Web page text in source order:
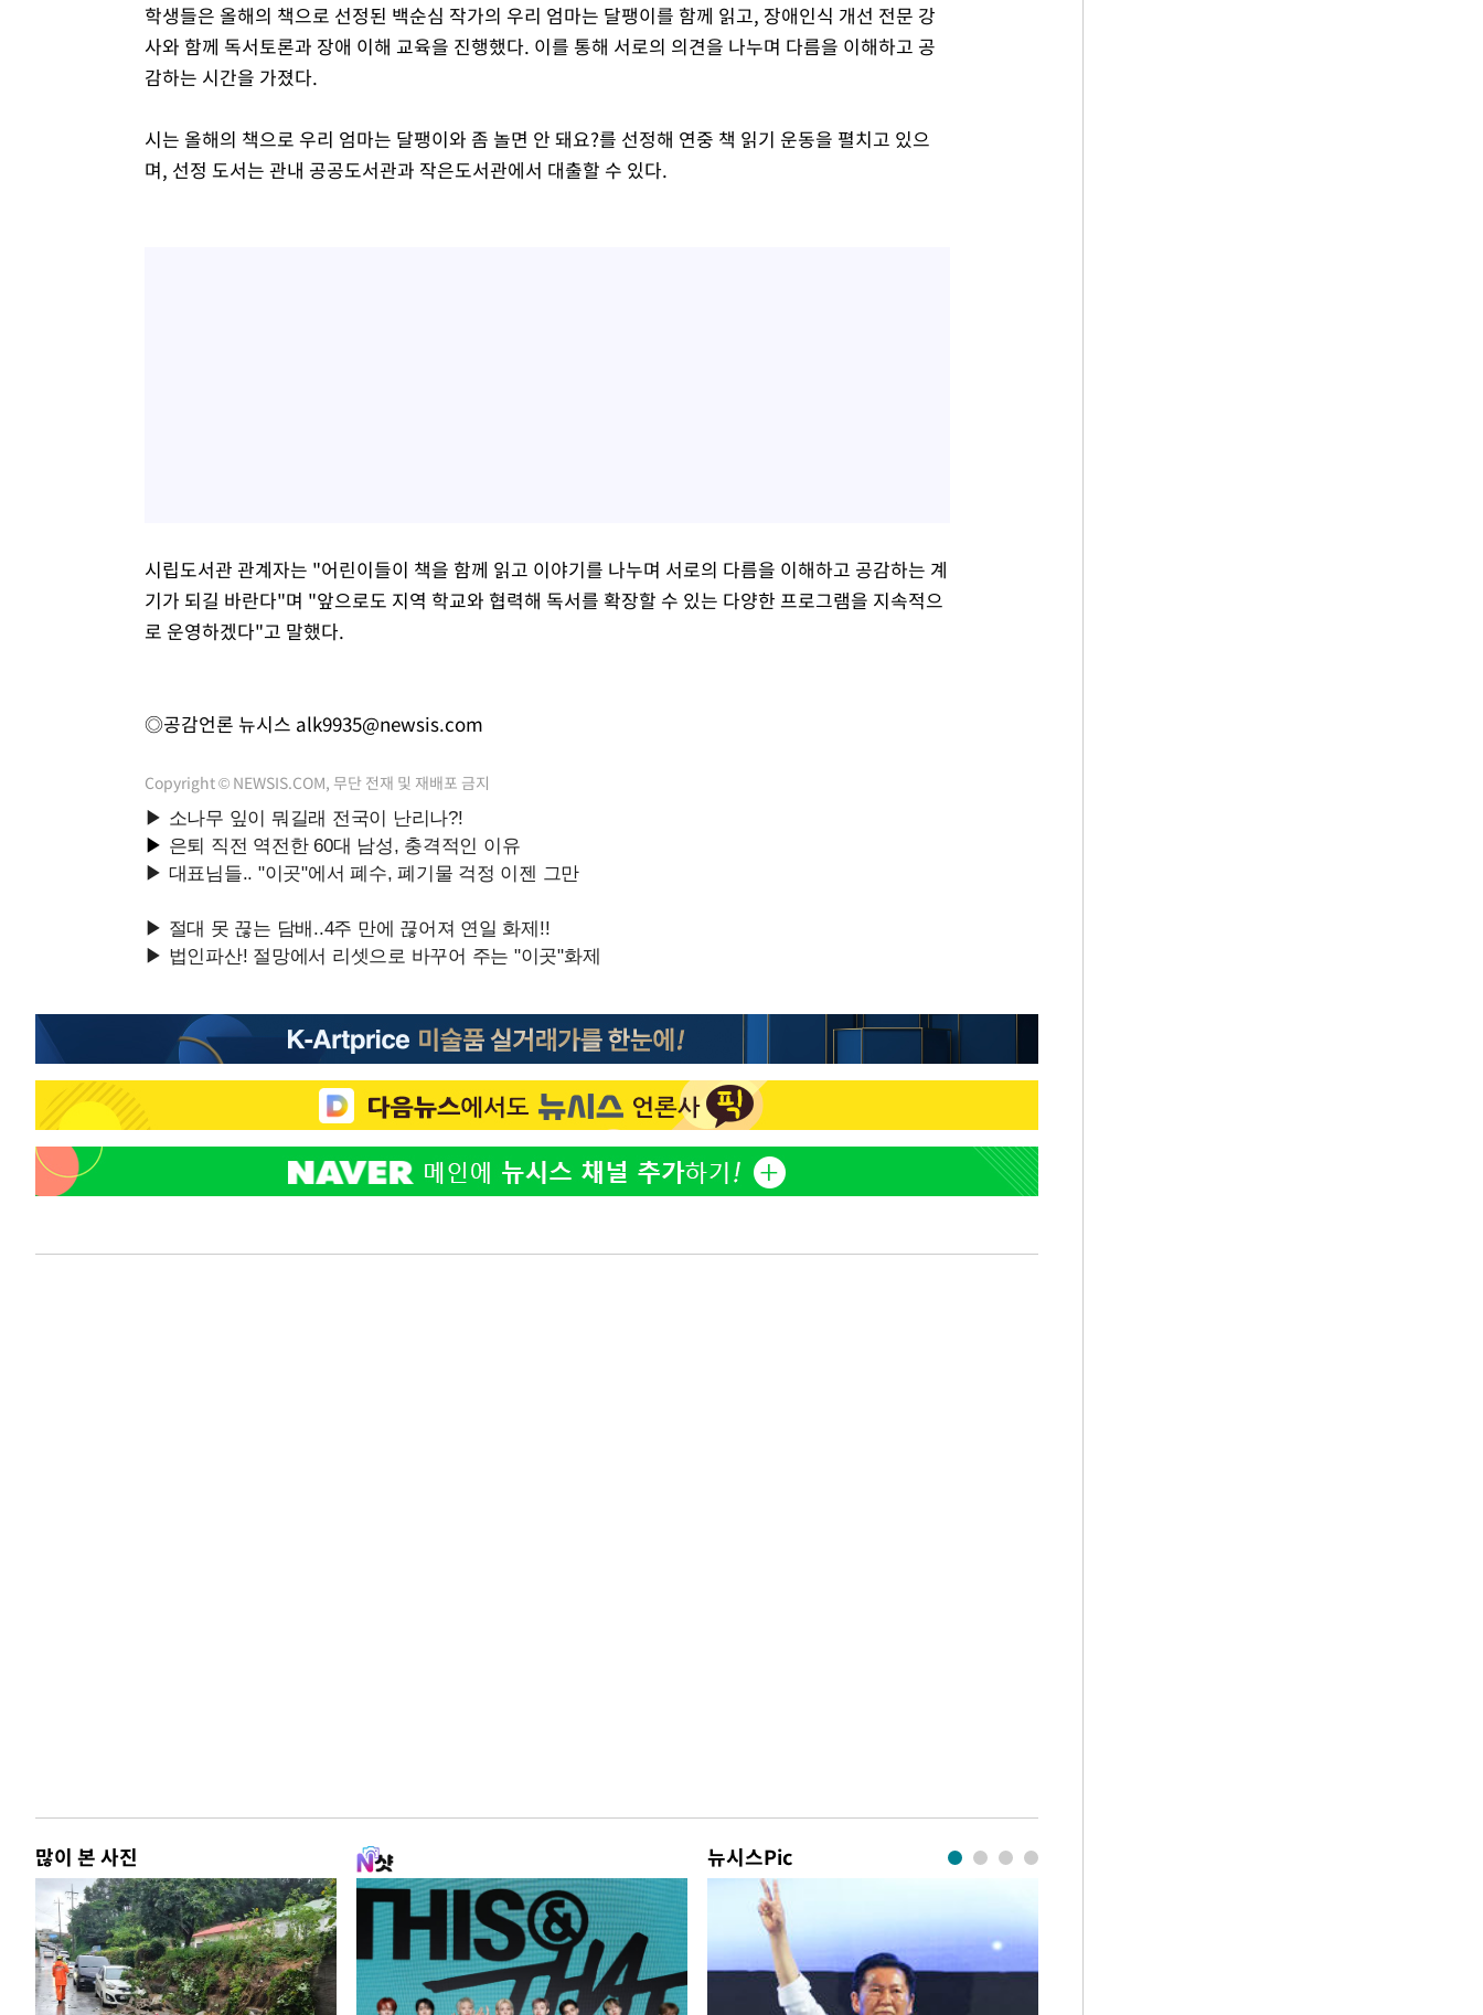
학생들은 올해의 책으로 선정된 백순심 작가의 우리 엄마는 달팽이를 함께 읽고, 장애인식 개선 전문 강
사와 함께 독서토론과 장애 이해 교육을 진행했다. 이를 통해 서로의 의견을 나누며 다름을 이해하고 공
감하는 시간을 가졌다.
시는 올해의 책으로 우리 엄마는 달팽이와 좀 놀면 안 돼요?를 선정해 연중 책 읽기 운동을 펼치고 있으
며, 선정 도서는 관내 공공도서관과 작은도서관에서 대출할 수 있다.
시립도서관 관계자는 "어린이들이 책을 함께 읽고 이야기를 나누며 서로의 다름을 이해하고 공감하는 계
기가 되길 바란다"며 "앞으로도 지역 학교와 협력해 독서를 확장할 수 있는 다양한 프로그램을 지속적으
로 운영하겠다"고 말했다.
◎공감언론 뉴시스 alk9935@newsis.com
Copyright © NEWSIS.COM, 무단 전재 및 재배포 금지
많이 본 사진 뉴시스Pic